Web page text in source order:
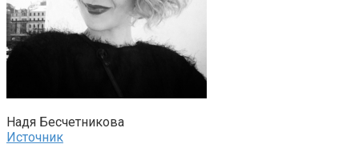
Надя Бесчетникова
Источник